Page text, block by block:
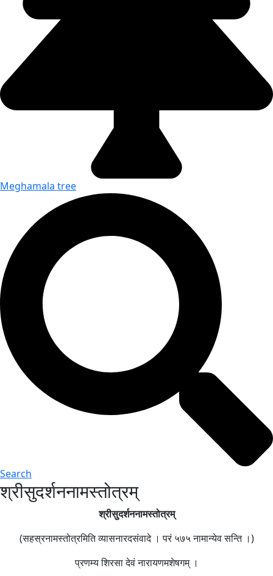
Meghamala tree
Search
श्रीसुदर्शननामस्तोत्रम्
श्रीसुदर्शननामस्तोत्रम्
(सहस्रनामस्तोत्रमिति व्यासनारदसंवादे । परं ५७५ नामान्येव सन्ति ।)
प्रणम्य शिरसा देवं नारायणमशेषगम् ।